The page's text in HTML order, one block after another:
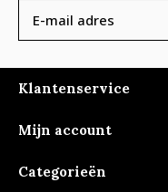
Klantenservice
Mijn account
Categorieën